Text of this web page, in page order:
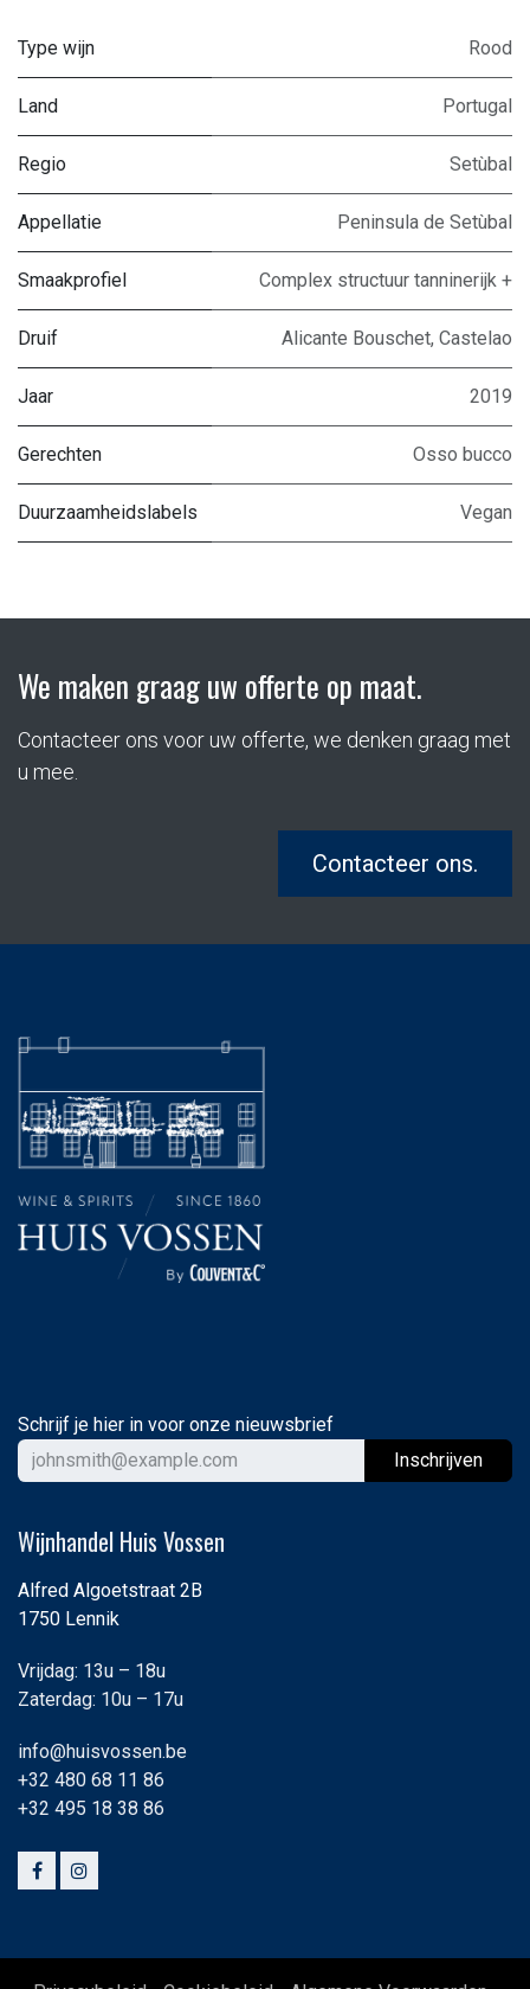
Type wijn Rood
Land Portugal
Regio Setùbal
Appellatie Peninsula de Setùbal
Smaakprofiel Complex structuur tanninerijk +
Druif Alicante Bouschet, Castelao
Jaar 2019
Gerechten Osso bucco
Duurzaamheidslabels Vegan
We maken graag uw offerte op maat.
Contacteer ons voor uw offerte, we denken graag met
u mee.
Contacteer ons.
Schrijf je hier in voor onze nieuwsbrief
Inschrijven
Wijnhandel Huis Vossen
Alfred Algoetstraat 2B
1750 Lennik
Vrijdag: 13u – 18u
Zaterdag: 10u – 17u
info@huisvossen.be
+32 480 68 11 86
+32 495 18 38 86